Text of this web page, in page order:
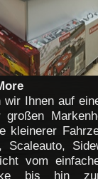
Ihnen auf
vom
bis hin